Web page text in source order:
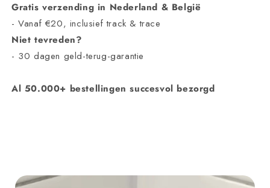
Gratis verzending in Nederland & België
- Vanaf €20, inclusief track & trace
Niet tevreden?
- 30 dagen geld-terug-garantie
Al 50.000+ bestellingen succesvol bezorgd